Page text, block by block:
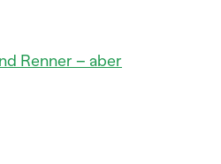
Renner – aber